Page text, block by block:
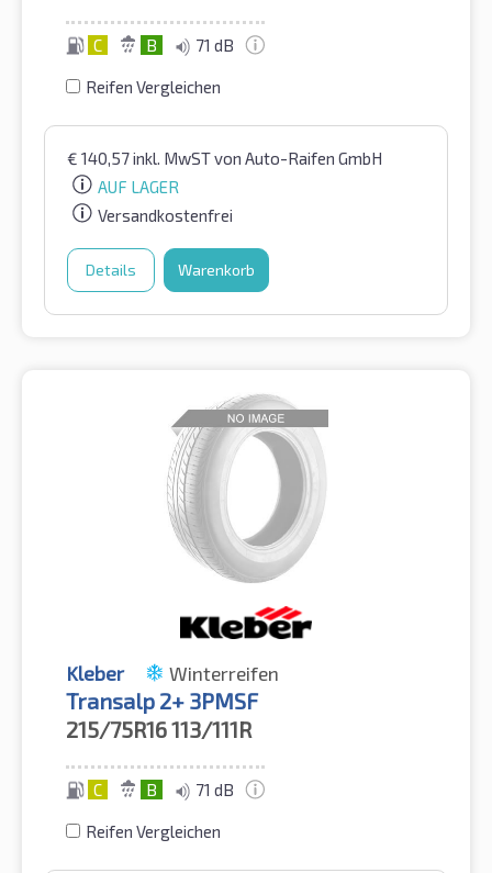
C B 71 dB
Reifen Vergleichen
€ 140,57inkl. MwSTvon Auto-Raifen GmbH
AUF LAGER
Versandkostenfrei
Details Warenkorb
Kleber Winterreifen
Transalp 2+ 3PMSF
215/75R16113/111R
C B 71 dB
Reifen Vergleichen